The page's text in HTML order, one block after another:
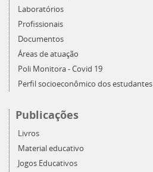
Laboratórios
Profissionais
Documentos
Áreas de atuação
Poli Monitora - Covid 19
Perfil socioeconômico dos estudantes
Publicações
Livros
Material educativo
Jogos Educativos